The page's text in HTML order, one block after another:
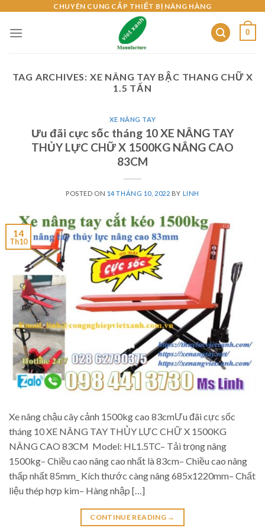
content
CHUYÊN CUNG CẤP THIẾT BỊ NÂNG HÀNG
0
TAG ARCHIVES: XE NÂNG TAY BẬC THANG CHỮ X
1.5 TẤN
XE NÂNG TAY
Ưu đãi cực sốc tháng 10 XE NÂNG TAY
THỦY LỰC CHỮ X 1500KG NÂNG CAO
83CM
POSTED ON 14 THÁNG 10, 2022 BY LINH
14
Th10
Xe nâng chậu cây cảnh 1500kg cao 83cmƯu đãi cực sốc
tháng 10 XE NÂNG TAY THỦY LỰC CHỮ X 1500KG
NÂNG CAO 83CM Model: HL1.5TC– Tải trọng nâng
1500kg– Chiều cao nâng cao nhất là 83cm– Chiều cao nâng
thấp nhất 85mm_ Kích thước càng nâng 685x1220mm– Chất
liệu thép hợp kim– Hàng nhập […]
CONTINUE READING →